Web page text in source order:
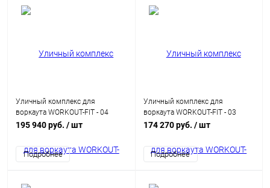
Уличный комплекс для
воркаута WORKOUT-FIT - 04
195 940 руб. / шт
Подробнее
Уличный комплекс для
воркаута WORKOUT-FIT - 03
174 270 руб. / шт
Подробнее